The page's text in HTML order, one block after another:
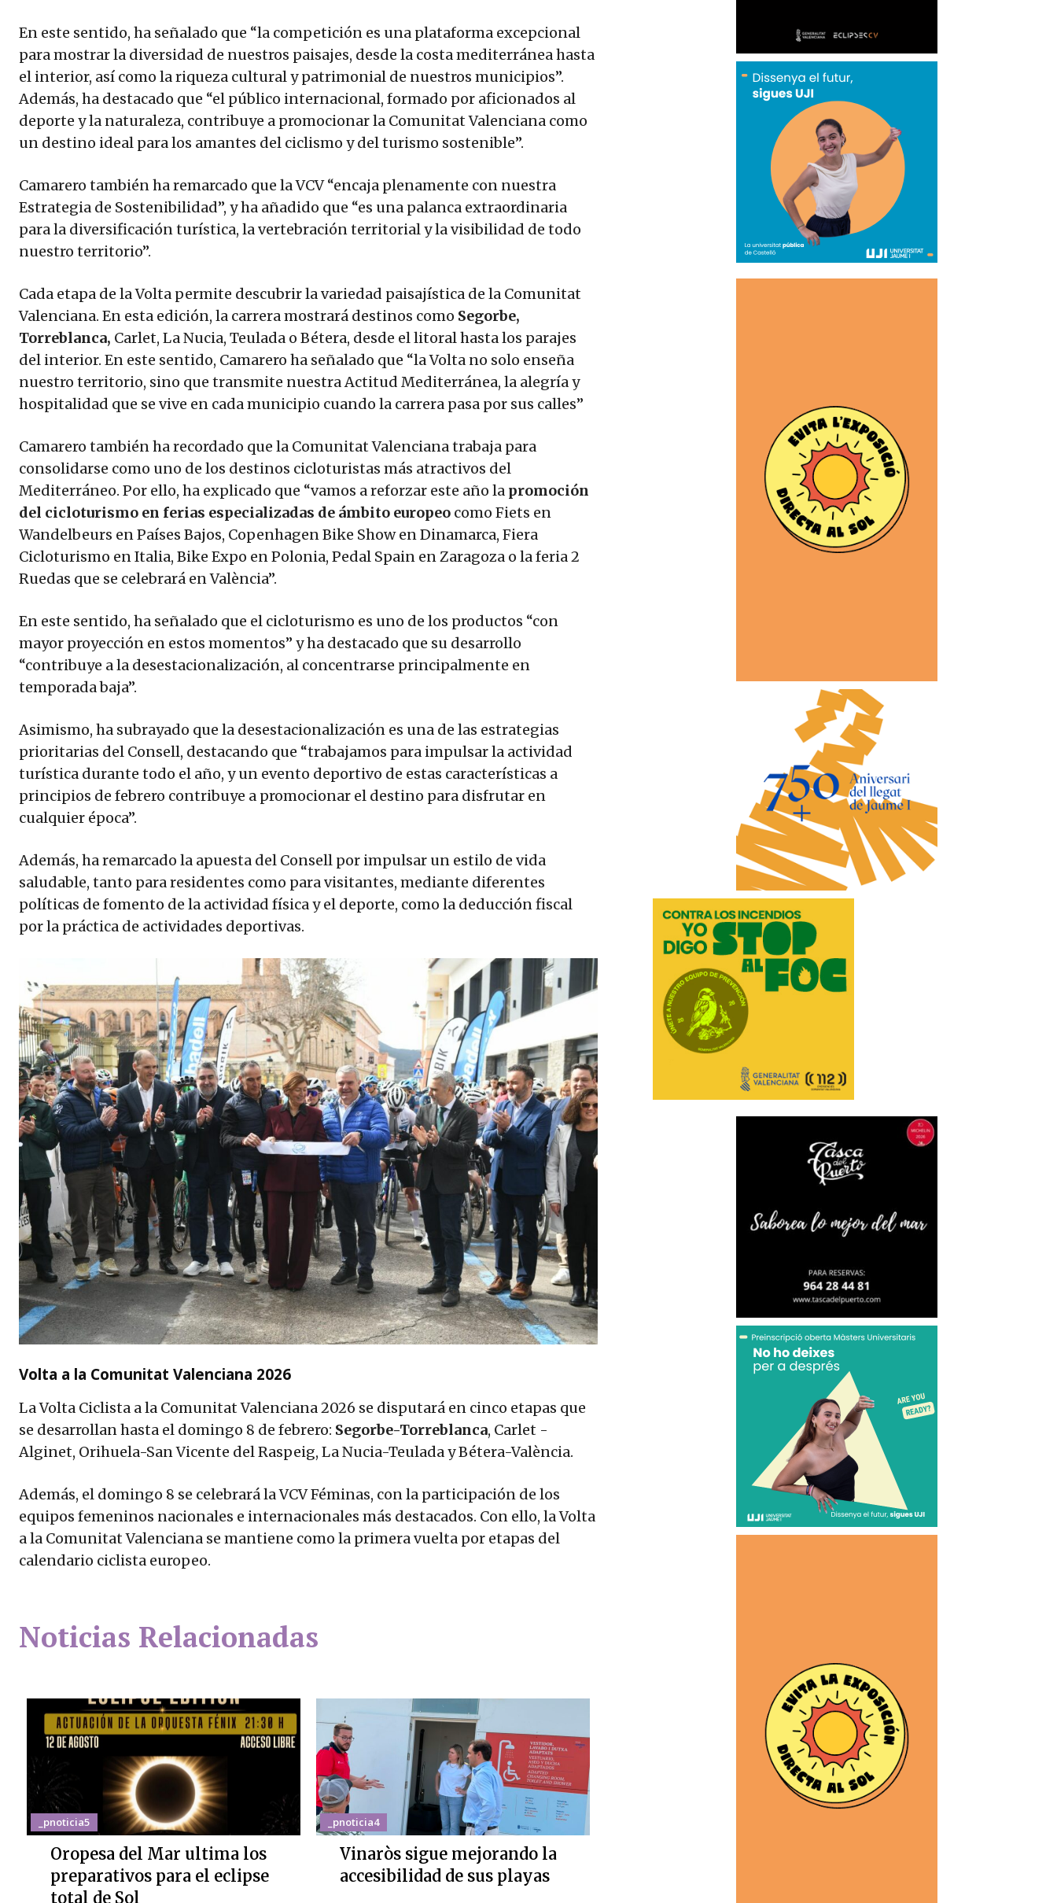
En este sentido, ha señalado que “la competición es una plataforma excepcional
para mostrar la diversidad de nuestros paisajes, desde la costa mediterránea hasta
el interior, así como la riqueza cultural y patrimonial de nuestros municipios”.
Además, ha destacado que “el público internacional, formado por aficionados al
deporte y la naturaleza, contribuye a promocionar la Comunitat Valenciana como
un destino ideal para los amantes del ciclismo y del turismo sostenible”.
Camarero también ha remarcado que la VCV “encaja plenamente con nuestra
Estrategia de Sostenibilidad”, y ha añadido que “es una palanca extraordinaria
para la diversificación turística, la vertebración territorial y la visibilidad de todo
nuestro territorio”.
Cada etapa de la Volta permite descubrir la variedad paisajística de la Comunitat
Valenciana. En esta edición, la carrera mostrará destinos como Segorbe,
Torreblanca, Carlet, La Nucia, Teulada o Bétera, desde el litoral hasta los parajes
del interior. En este sentido, Camarero ha señalado que “la Volta no solo enseña
nuestro territorio, sino que transmite nuestra Actitud Mediterránea, la alegría y
hospitalidad que se vive en cada municipio cuando la carrera pasa por sus calles”
Camarero también ha recordado que la Comunitat Valenciana trabaja para
consolidarse como uno de los destinos cicloturistas más atractivos del
Mediterráneo. Por ello, ha explicado que “vamos a reforzar este año la promoción
del cicloturismo en ferias especializadas de ámbito europeo como Fiets en
Wandelbeurs en Países Bajos, Copenhagen Bike Show en Dinamarca, Fiera
Cicloturismo en Italia, Bike Expo en Polonia, Pedal Spain en Zaragoza o la feria 2
Ruedas que se celebrará en València”.
En este sentido, ha señalado que el cicloturismo es uno de los productos “con
mayor proyección en estos momentos” y ha destacado que su desarrollo
“contribuye a la desestacionalización, al concentrarse principalmente en
temporada baja”.
Asimismo, ha subrayado que la desestacionalización es una de las estrategias
prioritarias del Consell, destacando que “trabajamos para impulsar la actividad
turística durante todo el año, y un evento deportivo de estas características a
principios de febrero contribuye a promocionar el destino para disfrutar en
cualquier época”.
Además, ha remarcado la apuesta del Consell por impulsar un estilo de vida
saludable, tanto para residentes como para visitantes, mediante diferentes
políticas de fomento de la actividad física y el deporte, como la deducción fiscal
por la práctica de actividades deportivas.
Volta a la Comunitat Valenciana 2026
La Volta Ciclista a la Comunitat Valenciana 2026 se disputará en cinco etapas que
se desarrollan hasta el domingo 8 de febrero: Segorbe-Torreblanca, Carlet -
Alginet, Orihuela-San Vicente del Raspeig, La Nucia-Teulada y Bétera-València.
Además, el domingo 8 se celebrará la VCV Féminas, con la participación de los
equipos femeninos nacionales e internacionales más destacados. Con ello, la Volta
a la Comunitat Valenciana se mantiene como la primera vuelta por etapas del
calendario ciclista europeo.
Noticias Relacionadas
_pnoticia5
Oropesa del Mar ultima los
preparativos para el eclipse
total de Sol
_pnoticia4
Vinaròs sigue mejorando la
accesibilidad de sus playas